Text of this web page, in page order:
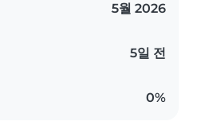
5월 2026
5일 전
0%